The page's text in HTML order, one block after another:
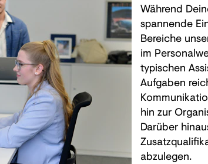
Während
spannende
Bereiche
im
typischen
Aufgaben
hin zur
Darüber
abzulegen.